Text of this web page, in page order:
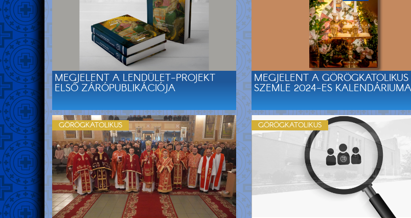
MEGJELENT A LENDÜLET-PROJEKT
ELSŐ ZÁRÓPUBLIKÁCIÓJA
MEGJELENT A GÖRÖGKATOLIKUS
SZEMLE 2024-ES
GÖRÖGKATOLIKUS GÖRÖGKATOLIKUS